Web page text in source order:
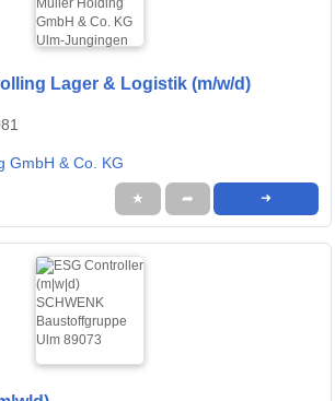
Lager & Logistik (m/w/d)
GmbH & Co. KG
★ ➦ ➜